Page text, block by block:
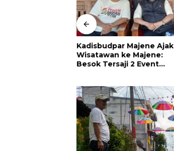
Kadisbudpar Majene Ajak
Wisatawan ke Majene:
Besok Tersaji 2 Event